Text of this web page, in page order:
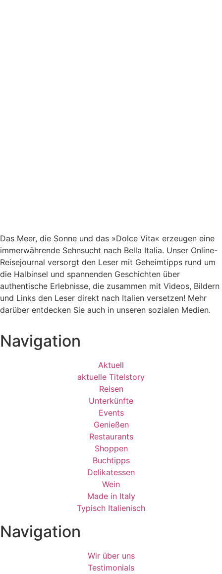
Das Meer, die Sonne und das »Dolce Vita« erzeugen eine
immerwährende Sehnsucht nach Bella Italia. Unser Online-
Reisejournal versorgt den Leser mit Geheimtipps rund um
die Halbinsel und spannenden Geschichten über
authentische Erlebnisse, die zusammen mit Videos, Bildern
und Links den Leser direkt nach Italien versetzen! Mehr
darüber entdecken Sie auch in unseren sozialen Medien.
Navigation
Aktuell
aktuelle Titelstory
Reisen
Unterkünfte
Events
Genießen
Restaurants
Shoppen
Buchtipps
Delikatessen
Wein
Made in Italy
Typisch Italienisch
Navigation
Wir über uns
Testimonials